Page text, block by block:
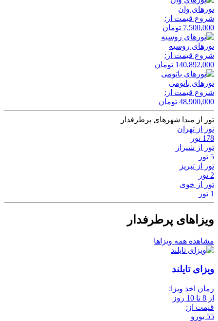
تور‌های وان
شروع قیمت از:
7,500,000 تومان
تور‌های روسیه
شروع قیمت از:
140,892,000 تومان
تور‌های باتومی
شروع قیمت از:
48,900,000 تومان
تور از مبدا شهرهای پرطرفدار
تور از تهران
178 تور
تور از شیراز
5 تور
تور از تبریز
2 تور
تور از خوی
1 تور
ویزاهای پرطرفدار
مشاهده همه ویزاها
ویزای تایلند
زمان اخذ ویزا:
از 8 تا 10 روز
قیمت از:
55 یورو